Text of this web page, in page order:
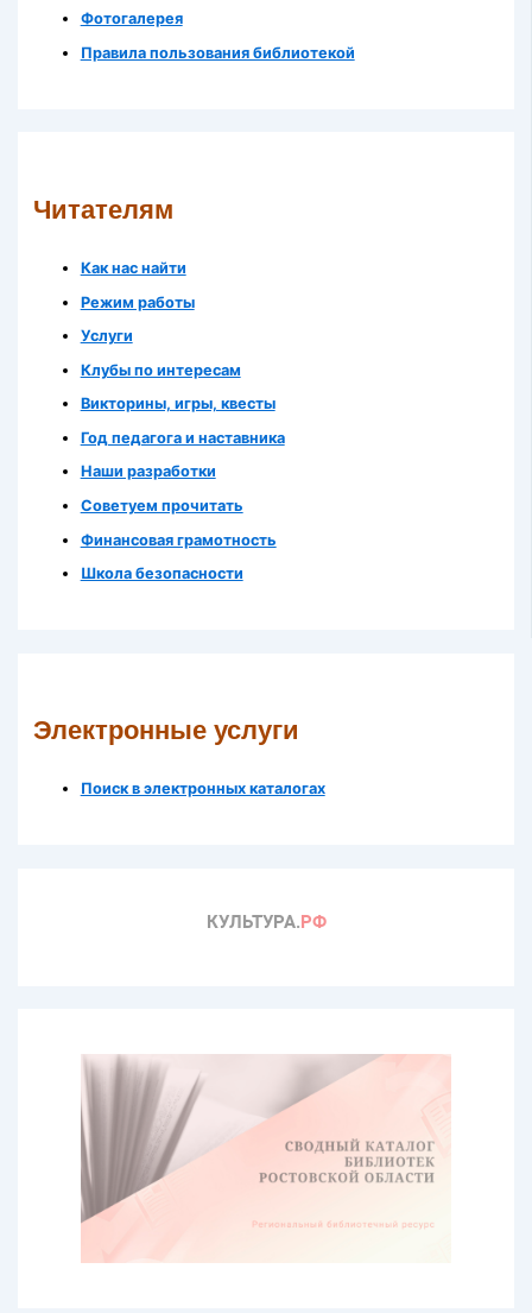
Фотогалерея
Правила пользования библиотекой
Читателям
Как нас найти
Режим работы
Услуги
Клубы по интересам
Викторины, игры, квесты
Год педагога и наставника
Наши разработки
Советуем прочитать
Финансовая грамотность
Школа безопасности
Электронные услуги
Поиск в электронных каталогах